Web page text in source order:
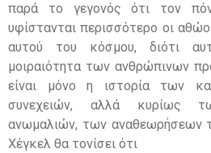
παρά το γεγονός ότι τον
υφίστανται περισσότερο οι
αυτού του κόσμου, διότι
μοιραιότητα των ανθρώπινων
είναι μόνο η ιστορία των
συνεχειών, αλλά κυρίως
ανωμαλιών, των αναθεωρήσεων
Χέγκελ θα τονίσει ότι